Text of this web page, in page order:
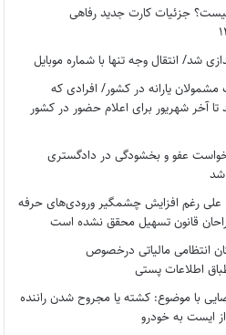
جزئیات کارت جدید رفاهی
شد/ انتقال وجه تنها با شماره موبایل
مشمولان یارانه در کشور/ افرادی که
تا آخر شهریور برای اعلام حضور در کشور
عفو و بخشودگی در دادگستری
شد
رغم افزایش چشمگیر ورودی‌های حرفه
قانون تسهیل محقق نشده است
انتظامی مالیاتی درخصوص
اطلاعات پستی
با موضوع: کشته یا مجروح شدن راننده
ایست به خودرو